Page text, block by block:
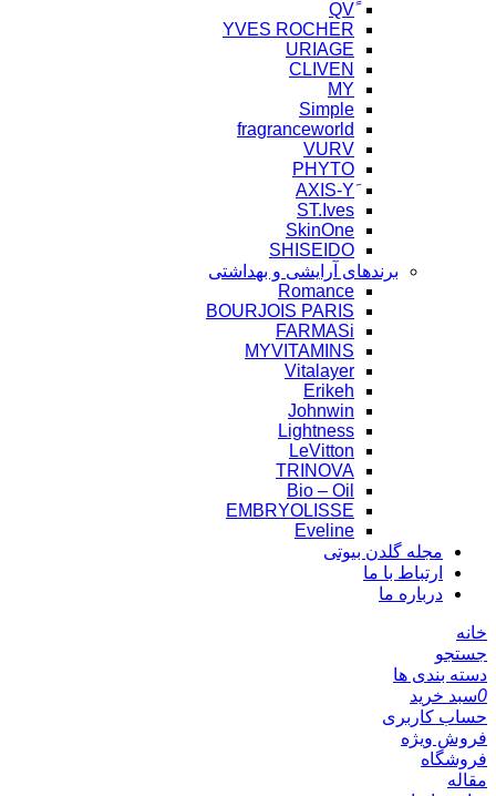
YVES ROCHER
URIAGE
CLIVEN
MY
Simple
fragranceworld
VURV
PHYTO
ST.Ives
SkinOne
SHISEIDO
برندهای آرایشی و بهداشتی
Romance
BOURJOIS PARIS
FARMASi
MYVITAMINS
Vitalayer
Erikeh
Johnwin
Lightness
LeVitton
TRINOVA
Bio – Oil
EMBRYOLISSE
Eveline
مجله گلدن بیوتی
ارتباط با ما
درباره ما
خانه
جستجو
دسته بندی ها
0سبد خرید
حساب کاربری
فروش ویژه
فروشگاه
مقاله